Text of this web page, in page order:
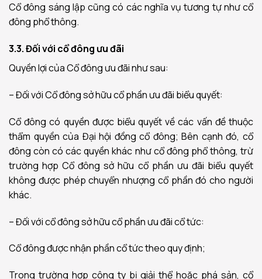
Cổ đông sáng lập cũng có các nghĩa vụ tương tự như cổ
đông phổ thông.
3.3. Đối với cổ đông ưu đãi
Quyền lợi của Cổ đông ưu đãi như sau:
– Đối với Cổ đông sở hữu cổ phần ưu đãi biểu quyết:
Cổ đông có quyền được biểu quyết về các vấn đề thuộc
thẩm quyền của Đại hội đồng cổ đông; Bên cạnh đó, cổ
đông còn có các quyền khác như cổ đông phổ thông, trừ
trường hợp Cổ đông sở hữu cổ phần ưu đãi biểu quyết
không được phép chuyển nhượng cổ phần đó cho người
khác.
– Đối với cổ đông sở hữu cổ phần ưu đãi cổ tức:
Cổ đông được nhận phần cổ tức theo quy định;
Trong trường hợp công ty bị giải thể hoặc phá sản, cổ